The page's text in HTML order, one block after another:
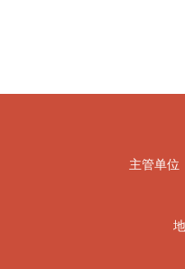
主管单位